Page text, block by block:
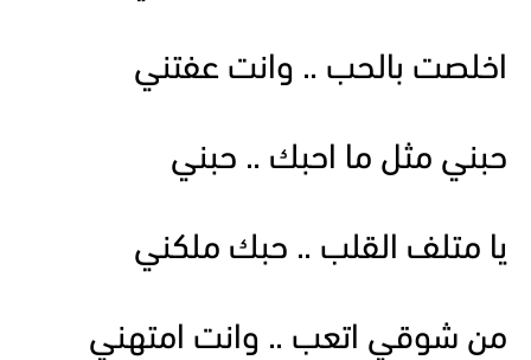
اخلصت بالحب .. وانت عفتني
حبني مثل ما احبك .. حبني
يا متلف القلب .. حبك ملكني
من شوقي اتعب .. وانت امتهني